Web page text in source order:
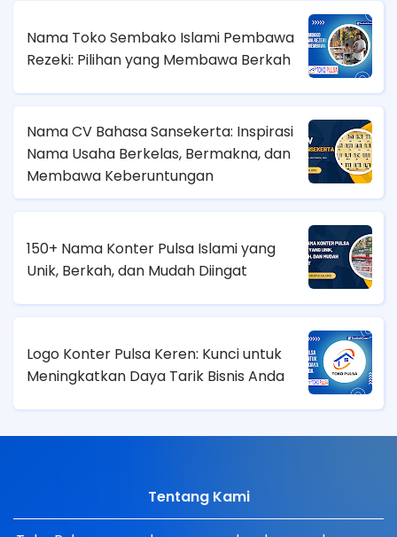
Nama Toko Sembako Islami Pembawa
Rezeki: Pilihan yang Membawa Berkah
Nama CV Bahasa Sansekerta: Inspirasi
Nama Usaha Berkelas, Bermakna, dan
Membawa Keberuntungan
150+ Nama Konter Pulsa Islami yang
Unik, Berkah, dan Mudah Diingat
Logo Konter Pulsa Keren: Kunci untuk
Meningkatkan Daya Tarik Bisnis Anda
Tentang Kami